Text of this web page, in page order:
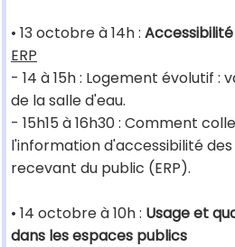
• 13 octobre à 14h :
ERP
- 14 à 15h : Logement évolutif :
de la salle d'eau.
- 15h15 à 16h30 : Comment
l'information d'accessibilité
recevant du public (ERP).
• 14 octobre à 10h : Usage et
dans les espaces publics